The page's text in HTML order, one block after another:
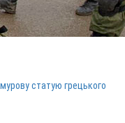
статую грецького